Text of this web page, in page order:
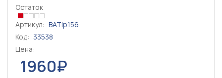
Остаток
Артикул: BATip156
Код: 33538
Цена:
1960₽